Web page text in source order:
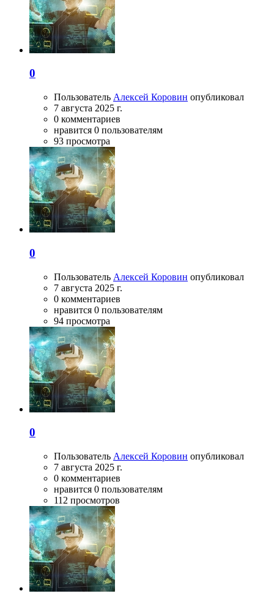
0
Пользователь Алексей Коровин опубликовал
7 августа 2025 г.
0 комментариев
нравится 0 пользователям
93 просмотра
0
Пользователь Алексей Коровин опубликовал
7 августа 2025 г.
0 комментариев
нравится 0 пользователям
94 просмотра
0
Пользователь Алексей Коровин опубликовал
7 августа 2025 г.
0 комментариев
нравится 0 пользователям
112 просмотров